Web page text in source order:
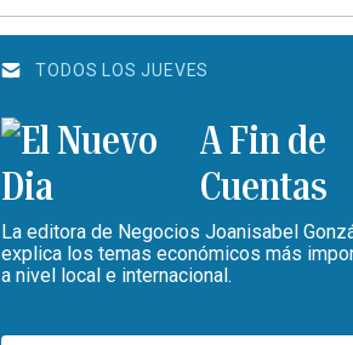
TODOS LOS JUEVES
A Fin de
Cuentas
La editora de Negocios Joanisabel
explica los temas económicos más
a nivel local e internacional.